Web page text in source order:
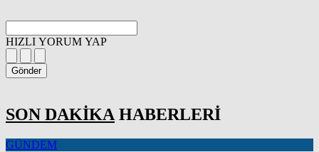
HIZLI YORUM YAP
Gönder
SON DAKİKAHABERLERİ
GÜNDEM